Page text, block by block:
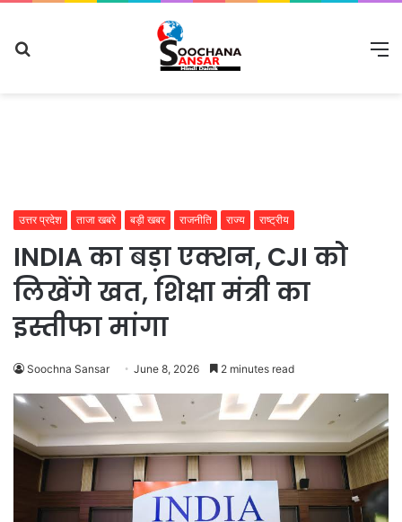
उत्तर प्रदेश ताजा खबरे बड़ी खबर राजनीति राज्य राष्ट्रीय
INDIA का बड़ा एक्शन, CJI को
लिखेंगे खत, शिक्षा मंत्री का
इस्तीफा मांगा
Soochna Sansar June 8, 2026 2 minutes read